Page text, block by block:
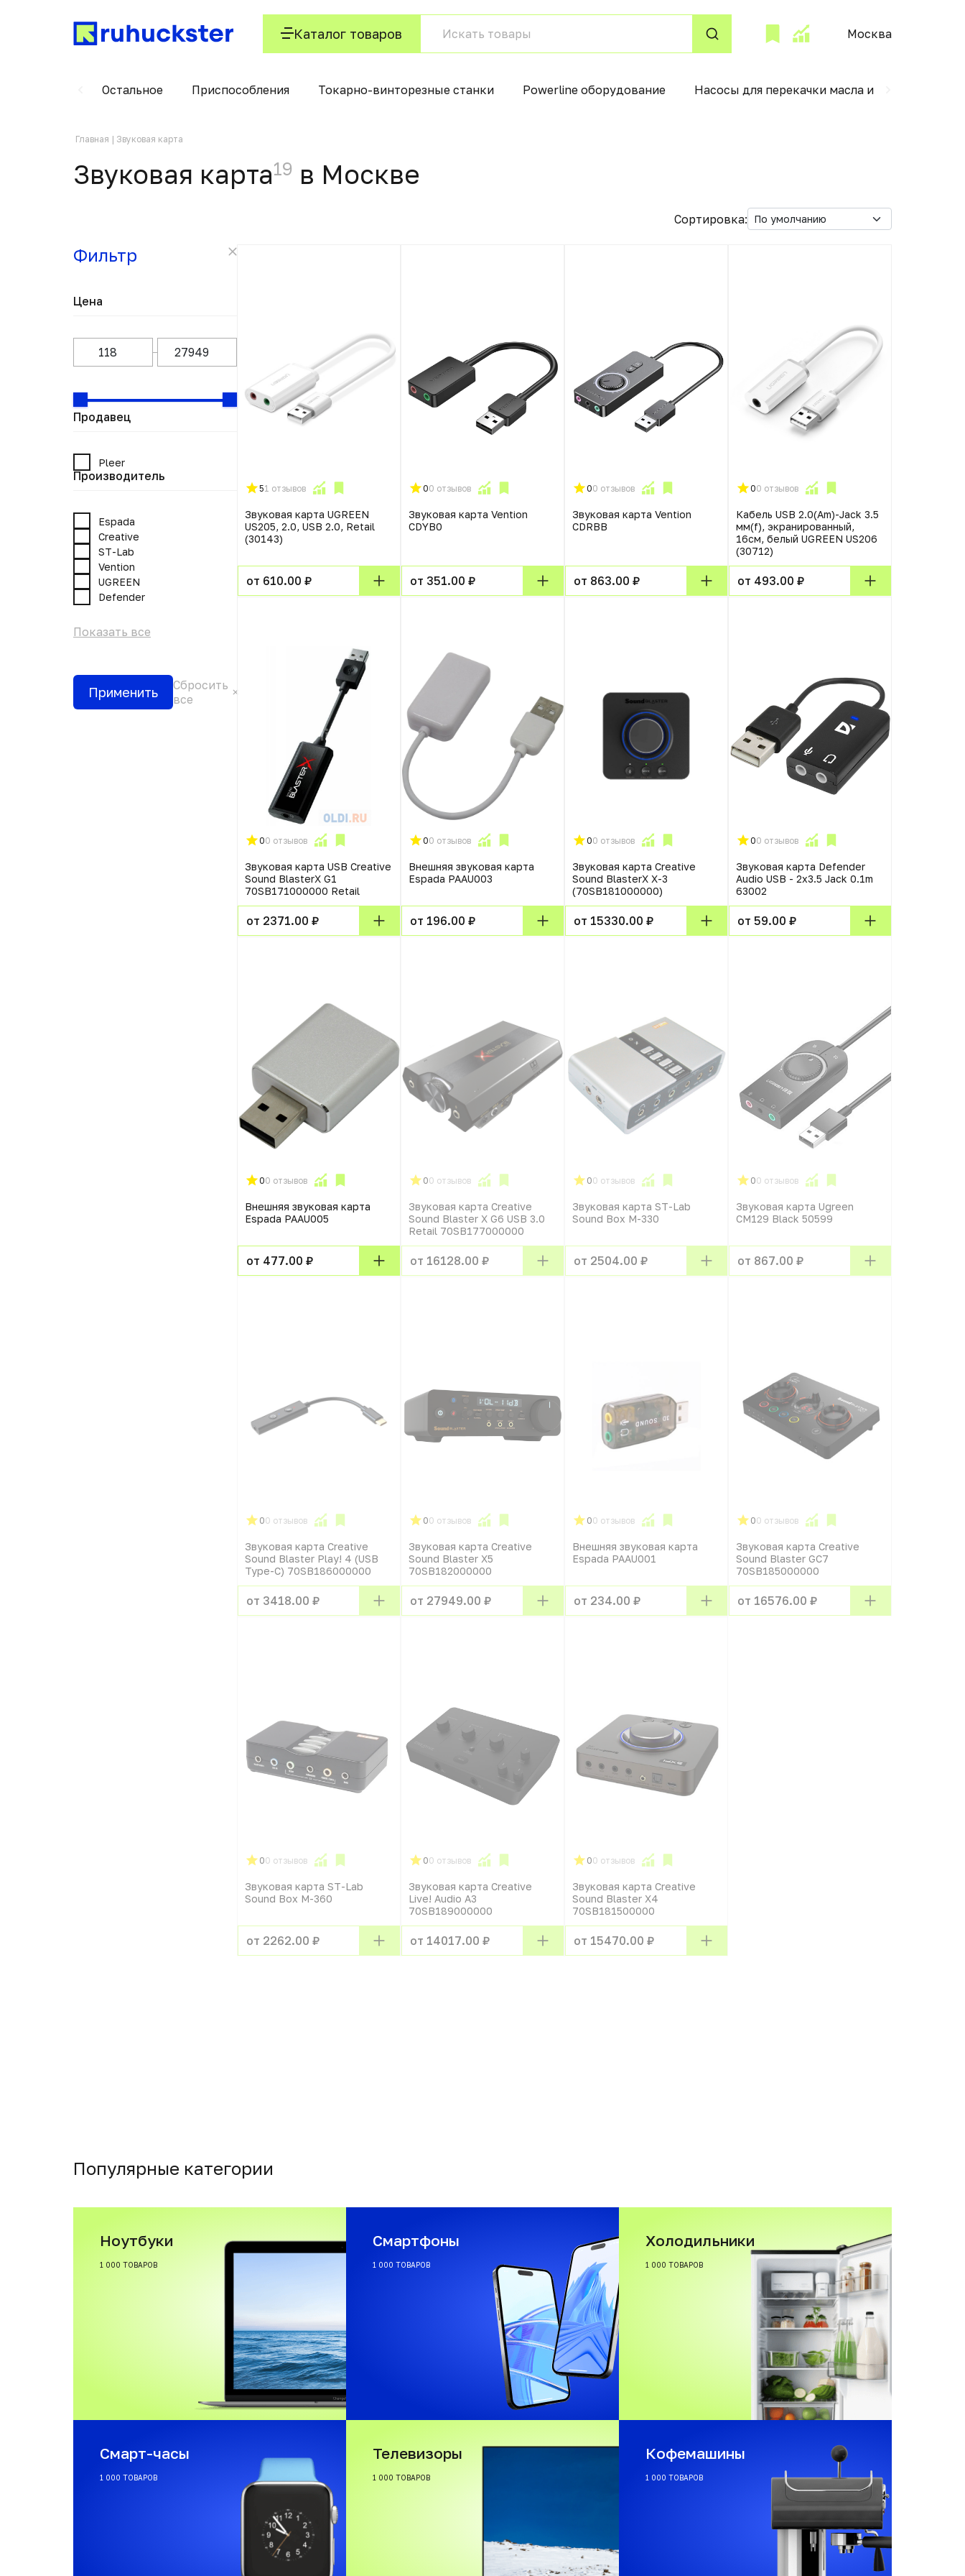
Каталог товаров Москва
Остальное Приспособления Токарно-винторезные станки Powerline оборудование Насосы для перекачки масла и топлива
Главная Звуковая карта
Звуковая карта19 в Москвe
Сортировка:
Фильтр
Цена
Продавец
Pleer
Производитель
Espada
Creative
ST-Lab
Vention
UGREEN
Defender
Показать все
Применить
Сбросить
все
51 отзывов
Звуковая карта UGREEN
US205, 2.0, USB 2.0, Retail
(30143)
от 610.00 ₽
00 отзывов
Звуковая карта Vention
CDYB0
от 351.00 ₽
00 отзывов
Звуковая карта Vention
CDRBB
от 863.00 ₽
00 отзывов
Кабель USB 2.0(Am)-Jack 3.5
мм(f), экранированный,
16см, белый UGREEN US206
(30712)
от 493.00 ₽
00 отзывов
Звуковая карта USB Creative
Sound BlasterX G1
70SB171000000 Retail
от 2371.00 ₽
00 отзывов
Внешняя звуковая карта
Espada PAAU003
от 196.00 ₽
00 отзывов
Звуковая карта Creative
Sound BlasterX X-3
(70SB181000000)
от 15330.00 ₽
00 отзывов
Звуковая карта Defender
Audio USB - 2х3.5 Jack 0.1m
63002
от 59.00 ₽
00 отзывов
Внешняя звуковая карта
Espada PAAU005
от 477.00 ₽
00 отзывов
Звуковая карта Creative
Sound Blaster X G6 USB 3.0
Retail 70SB177000000
от 16128.00 ₽
00 отзывов
Звуковая карта ST-Lab
Sound Box M-330
от 2504.00 ₽
00 отзывов
Звуковая карта Ugreen
CM129 Black 50599
от 867.00 ₽
00 отзывов
Звуковая карта Creative
Sound Blaster Play! 4 (USB
Type-C) 70SB186000000
от 3418.00 ₽
00 отзывов
Звуковая карта Creative
Sound Blaster X5
70SB182000000
от 27949.00 ₽
00 отзывов
Внешняя звуковая карта
Espada PAAU001
от 234.00 ₽
00 отзывов
Звуковая карта Creative
Sound Blaster GC7
70SB185000000
от 16576.00 ₽
00 отзывов
Звуковая карта ST-Lab
Sound Box M-360
от 2262.00 ₽
00 отзывов
Звуковая карта Creative
Live! Audio A3
70SB189000000
от 14017.00 ₽
00 отзывов
Звуковая карта Creative
Sound Blaster X4
70SB181500000
от 15470.00 ₽
Популярные категории
Ноутбуки
1 000 ТОВАРОВ
Смартфоны
1 000 ТОВАРОВ
Холодильники
1 000 ТОВАРОВ
Смарт-часы
1 000 ТОВАРОВ
Телевизоры
1 000 ТОВАРОВ
Кофемашины
1 000 ТОВАРОВ